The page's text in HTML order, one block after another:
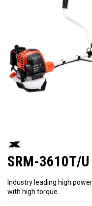
SRM-3610T/U
Industry leading high
with high torque.